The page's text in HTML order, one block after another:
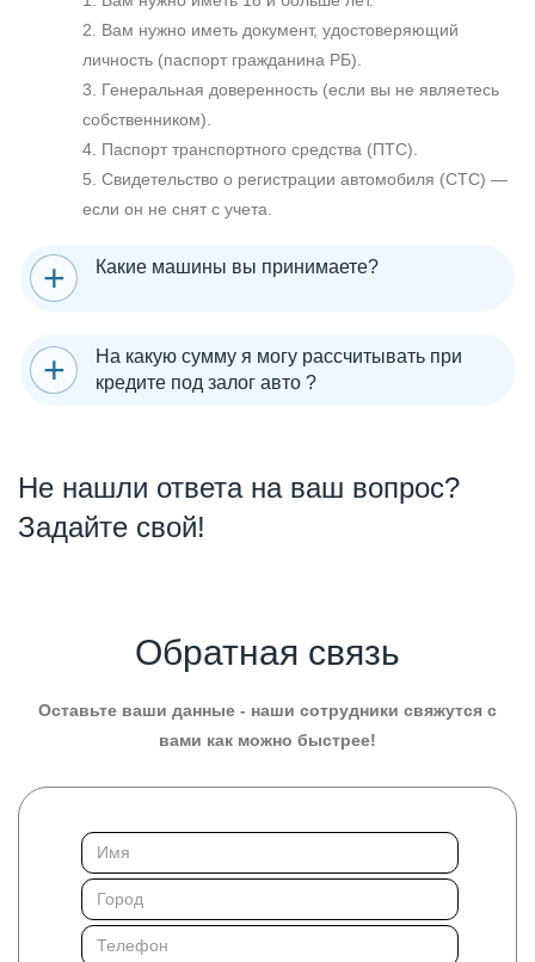
2. Вам нужно иметь документ, удостоверяющий
личность (паспорт гражданина РБ).
3. Генеральная доверенность (если вы не являетесь
собственником).
4. Паспорт транспортного средства (ПТС).
5. Свидетельство о регистрации автомобиля (СТС) —
если он не снят с учета.
Какие машины вы принимаете?
На какую сумму я могу рассчитывать при
кредите под залог авто ?
Не нашли ответа на ваш вопрос?
Задайте свой!
Обратная связь
Оставьте ваши данные - наши сотрудники свяжутся с
вами как можно быстрее!